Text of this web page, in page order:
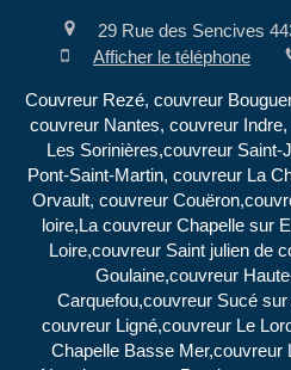
29 Rue des Sencives
Afficher le téléphone
Couvreur Rezé, couvreur
couvreur Nantes, couvreur
Les Sorinières,couvreur
Pont-Saint-Martin, couvreur La
Orvault, couvreur
loire,La couvreur Chapelle sur
Loire,couvreur Saint julien de
Goulaine,couvreur
Carquefou,couvreur Sucé
couvreur Ligné,couvreur Le
Chapelle Basse Mer,couvreur